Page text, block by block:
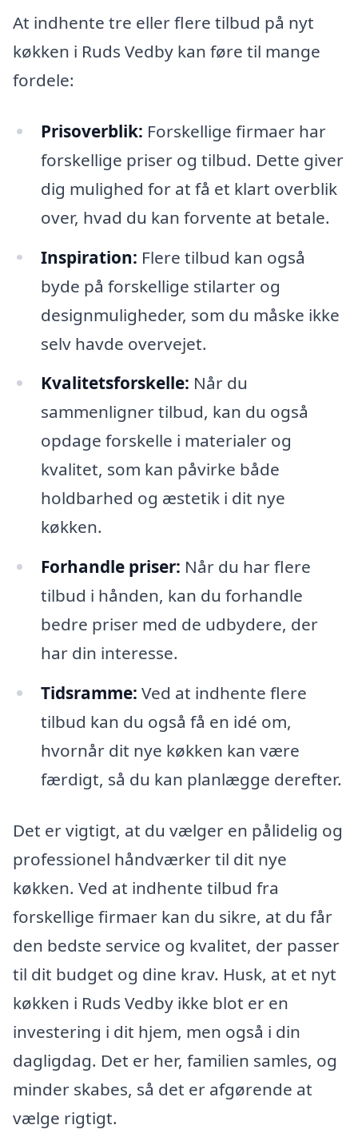
At indhente tre eller flere tilbud på nyt
køkken i Ruds Vedby kan føre til mange
fordele:
Prisoverblik: Forskellige firmaer har
forskellige priser og tilbud. Dette giver
dig mulighed for at få et klart overblik
over, hvad du kan forvente at betale.
Inspiration: Flere tilbud kan også
byde på forskellige stilarter og
designmuligheder, som du måske ikke
selv havde overvejet.
Kvalitetsforskelle: Når du
sammenligner tilbud, kan du også
opdage forskelle i materialer og
kvalitet, som kan påvirke både
holdbarhed og æstetik i dit nye
køkken.
Forhandle priser: Når du har flere
tilbud i hånden, kan du forhandle
bedre priser med de udbydere, der
har din interesse.
Tidsramme: Ved at indhente flere
tilbud kan du også få en idé om,
hvornår dit nye køkken kan være
færdigt, så du kan planlægge derefter.
Det er vigtigt, at du vælger en pålidelig og
professionel håndværker til dit nye
køkken. Ved at indhente tilbud fra
forskellige firmaer kan du sikre, at du får
den bedste service og kvalitet, der passer
til dit budget og dine krav. Husk, at et nyt
køkken i Ruds Vedby ikke blot er en
investering i dit hjem, men også i din
dagligdag. Det er her, familien samles, og
minder skabes, så det er afgørende at
vælge rigtigt.